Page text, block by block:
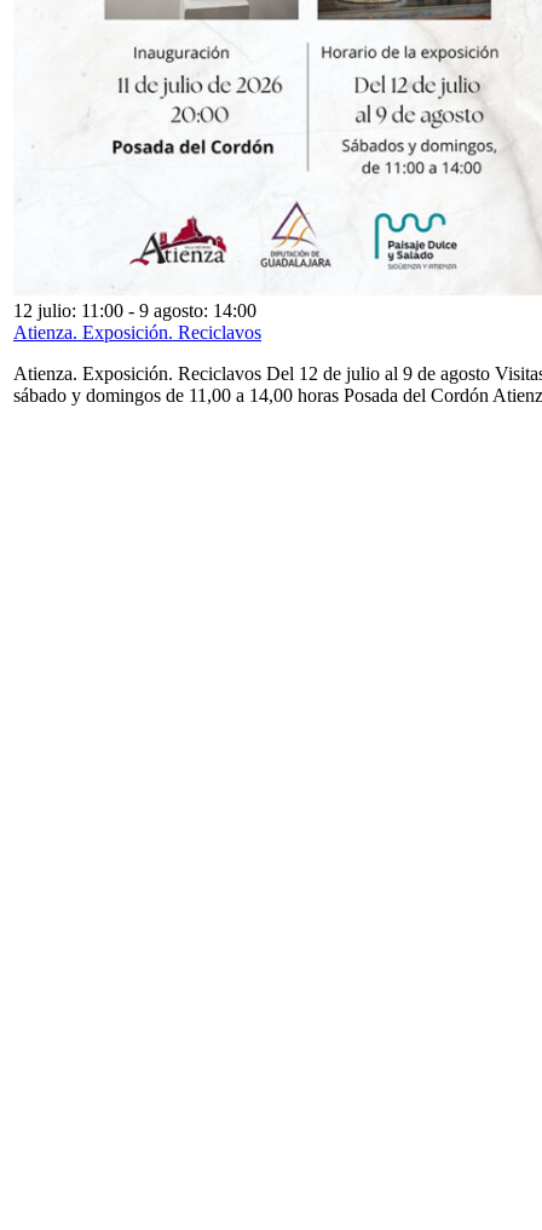
12 julio: 11:00 - 9 agosto: 14:00
Atienza. Exposición. Reciclavos
Atienza. Exposición. Reciclavos Del 12 de julio al 9 de agosto
sábado y domingos de 11,00 a 14,00 horas Posada del Cordón